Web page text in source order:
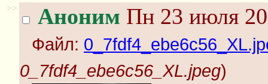
>> Аноним Пн 23 июля
Файл:
0_7fdf4_ebe6c56_XL.jpeg)